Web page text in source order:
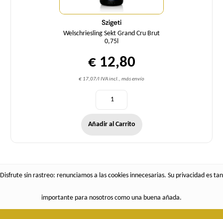
Szigeti
Welschriesling Sekt Grand Cru Brut
0,75l
€ 12,80
€ 17,07/l IVA incl., más envío
Añadir al Carrito
Disfrute sin rastreo: renunciamos a las cookies innecesarias. Su privacidad es tan
importante para nosotros como una buena añada.